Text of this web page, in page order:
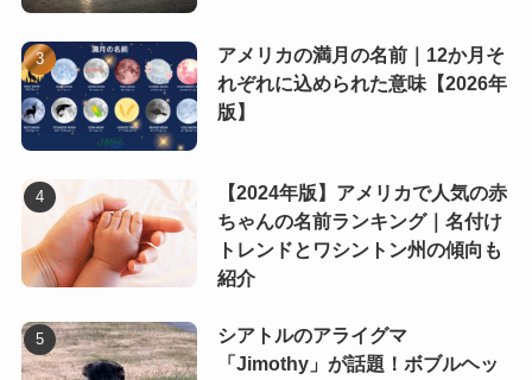
アメリカの満月の名前｜12か月そ
れぞれに込められた意味【2026年
版】
【2024年版】アメリカで人気の赤
ちゃんの名前ランキング｜名付け
トレンドとワシントン州の傾向も
紹介
シアトルのアライグマ
「Jimothy」が話題！ボブルヘッ